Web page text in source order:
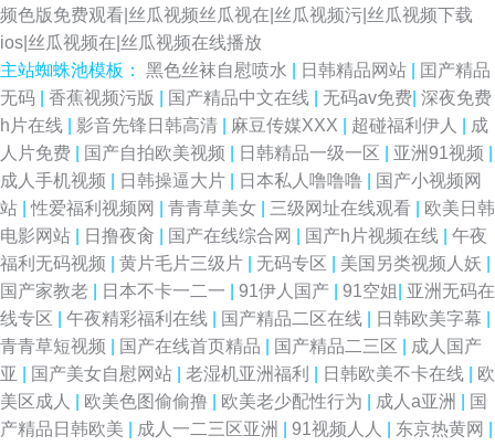
频色版免费观看|丝瓜视频丝瓜视在|丝瓜视频污|丝瓜视频下载
ios|丝瓜视频在|丝瓜视频在线播放
主站蜘蛛池模板： 黑色丝袜自慰喷水 日韩精品网站
囯产精品
无码
香蕉视频污版 国产精品中文在线 无码av免费 深夜免费
h片在线
影音先锋日韩高清 麻豆传媒XXX 超碰福利伊人
成
人片免费
国产自拍欧美视频 日韩精品一级一区 亚洲91视频
成人手机视频
日韩操逼大片 日本私人噜噜噜
国产小视频网
站
|性爱福利视频网 青青草美女 三级网址在线观看
欧美日韩
电影网站
日撸夜肏 国产在线综合网 国产h片视频在线
午夜
福利无码视频
黄片毛片三级片 无码专区 美国另类视频人妖
国产家教老
日本不卡一二一 91伊人国产 91空姐
亚洲无码在
线专区
午夜精彩福利在线 国产精品二区在线 日韩欧美字幕
青青草短视频
国产在线首页精品 国产精品二三区
成人国产
亚
国产美女自慰网站 老湿机亚洲福利 日韩欧美不卡在线
欧
美区成人
欧美色图偷偷撸 欧美老少配性行为 成人a亚洲
国
产精品日韩欧美
成人一二三区亚洲 91视频人人 东京热黄网